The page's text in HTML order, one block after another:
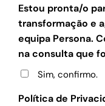
Estou pronta/o
transformação e
equipa Persona.
na consulta que
Sim, confirmo.
Política de